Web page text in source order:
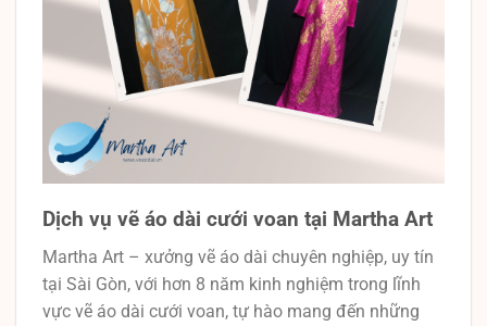
Dịch vụ vẽ áo dài cưới voan tại Martha Art
Martha Art – xưởng vẽ áo dài chuyên nghiệp, uy tín
tại Sài Gòn, với hơn 8 năm kinh nghiệm trong lĩnh
vực vẽ áo dài cưới voan, tự hào mang đến những